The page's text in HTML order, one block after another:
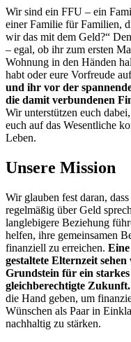
Wir sind ein FFU – ein
einer Familie für Familien,
wir das mit dem Geld?“
– egal, ob ihr zum ersten
Wohnung in den Händen
habt oder eure Vorfreude
und ihr vor der
die damit verbundenen
Wir unterstützen euch
euch auf das Wesentliche
Leben.
Unsere Mission
Wir glauben fest daran,
regelmäßig über Geld
langlebigere Beziehung
helfen, ihre gemeinsamen
finanziell zu erreichen.
gestaltete Elternzeit
Grundstein für ein
gleichberechtigte Zukunft.
die Hand geben, um
Wünschen als Paar in
nachhaltig zu stärken.